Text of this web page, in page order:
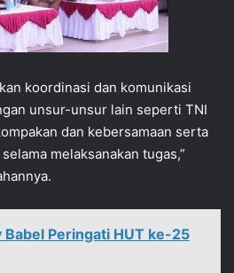
koordinasi dan komunikasi
unsur-unsur lain seperti TNI
dan kebersamaan serta
melaksanakan tugas,”
Babel Peringati HUT ke-25